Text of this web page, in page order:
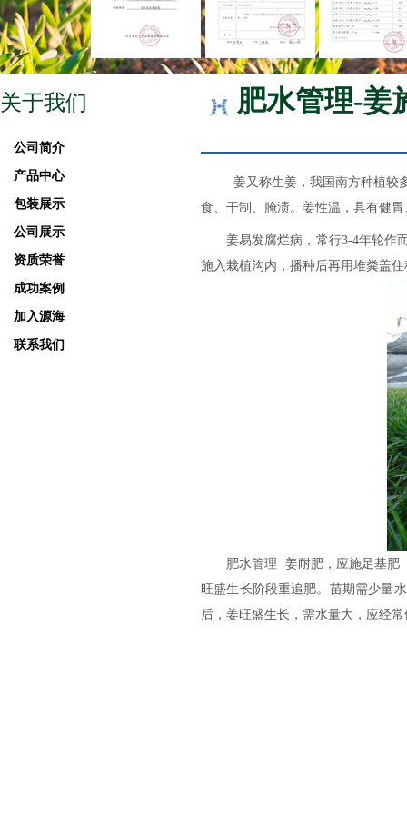
关于我们
公司简介
产品中心
包装展示
公司展示
资质荣誉
成功案例
加入源海
联系我们
肥水管理-姜
姜又称生姜，我国南方种植较
食、干制、腌渍。姜性温，具有健
姜易发腐烂病，常行3-4年轮作
施入栽植沟内，播种后再用堆粪盖
肥水管理 姜耐肥，应施足基肥
旺盛生长阶段重追肥。苗期需少量
后，姜旺盛生长，需水量大，应经